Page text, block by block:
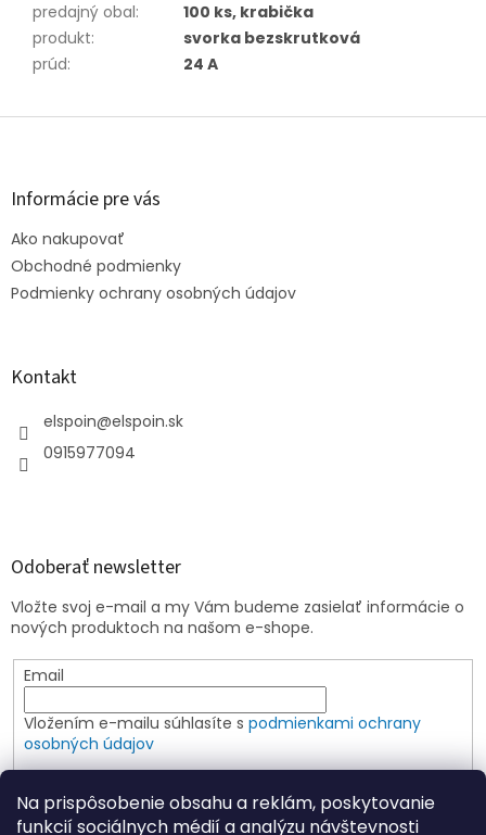
Na prispôsobenie obsahu a reklám, poskytovanie
funkcií sociálnych médií a analýzu návštevnosti
predajný obal:
100 ks, krabička
produkt:
svorka bezskrutková
prúd: 24 A
Z
Informácie pre vás
Ako nakupovať
Obchodné podmienky
Podmienky ochrany osobných údajov
Kontakt
elspoin@elspoin.sk
0915977094
Odoberať newsletter
Vložte svoj e-mail a my Vám budeme zasielať informácie o
nových produktoch na našom e-shope.
Email
Vložením e-mailu súhlasíte s podmienkami ochrany
osobných údajov
PRIHLÁSIŤ SA